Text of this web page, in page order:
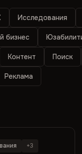
Исследования
бизнес
Контент Поиск
Реклама
+3